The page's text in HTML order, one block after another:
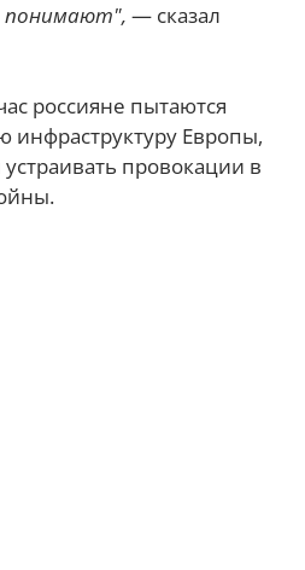
понимают", — сказал
россияне пытаются
инфраструктуру Европы,
провокации в